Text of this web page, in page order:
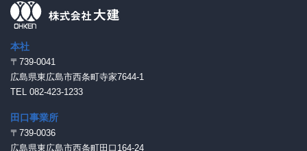
本社
〒739-0041
広島県東広島市西条町寺家7644-1
TEL 082-423-1233
田口事業所
〒739-0036
広島県東広島市西条町田口164-24